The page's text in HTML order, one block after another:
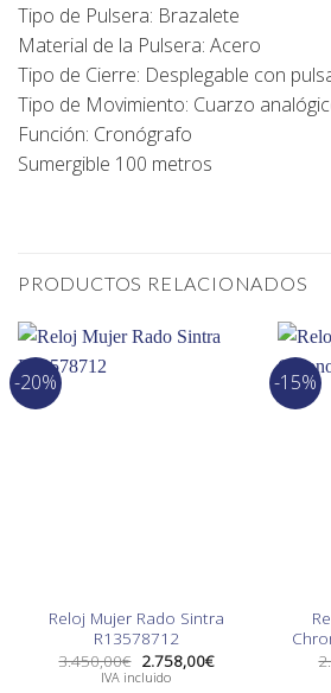
Tipo de Pulsera: Brazalete
Material de la Pulsera: Acero
Tipo de Cierre: Desplegable con
Tipo de Movimiento: Cuarzo
Función: Cronógrafo
Sumergible 100 metros
PRODUCTOS RELACIONADOS
-20%
Reloj Mujer Rado Sintra
R13578712
3.450,00€ El
precio
2.758,00€El
precio
IVA incluido
-15%